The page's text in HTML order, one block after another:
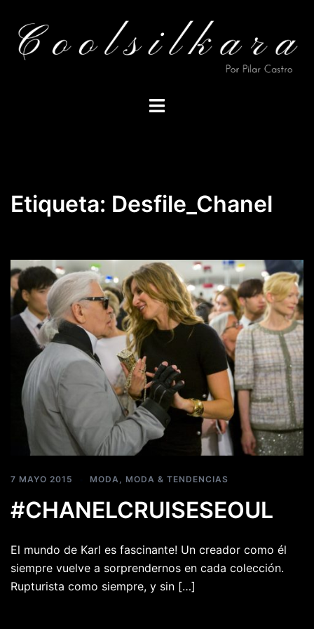
contenido
Alternar
Etiqueta: Desfile_Chanel
7 MAYO 2015 MODA, MODA & TENDENCIAS
#CHANELCRUISESEOUL
El mundo de Karl es fascinante! Un creador como él
siempre vuelve a sorprendernos en cada colección.
Rupturista como siempre, y sin […]